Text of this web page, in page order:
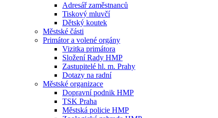
Adresář zaměstnanců
Tiskový mluvčí
Dětský koutek
Městské části
Primátor a volené orgány
Vizitka primátora
Složení Rady HMP
Zastupitelé hl. m. Prahy
Dotazy na radní
Městské organizace
Dopravní podnik HMP
TSK Praha
Městská policie HMP